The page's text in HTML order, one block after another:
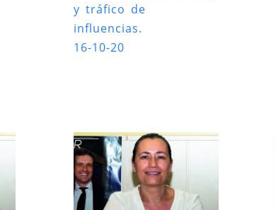
y tráfico de
influencias.
16-10-20